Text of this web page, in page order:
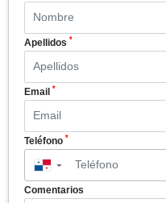
Apellidos *
Email *
Teléfono *
▼
Comentarios